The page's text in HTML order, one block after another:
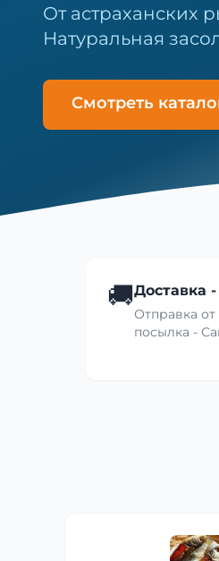
От астраханских
Натуральная
Смотреть
🚚Доставка
Отправка от
посылка -